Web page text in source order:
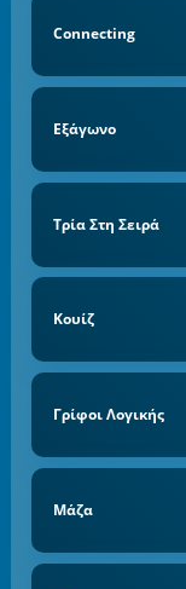
Connecting
Εξάγωνο
Τρία Στη Σειρά
Κουίζ
Γρίφοι Λογικής
Μάζα